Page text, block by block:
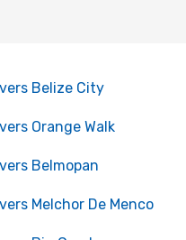
Belize City
Orange Walk
Belmopan
Melchor De Menco